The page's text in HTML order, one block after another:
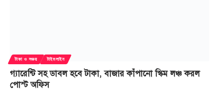
টাকা ও সঞ্চয় টাইমলাইন
গ্যারেন্টি সহ ডাবল হবে টাকা, বাজার কাঁপানো স্কিম লঞ্চ করল
পোস্ট অফিস